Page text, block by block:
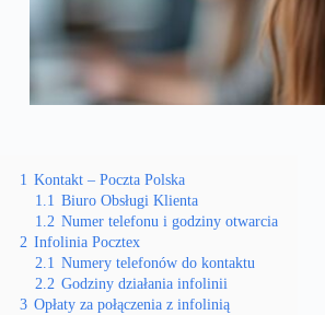
1 Kontakt – Poczta Polska
1.1 Biuro Obsługi Klienta
1.2 Numer telefonu i godziny otwarcia
2 Infolinia Pocztex
2.1 Numery telefonów do kontaktu
2.2 Godziny działania infolinii
3 Opłaty za połączenia z infolinią